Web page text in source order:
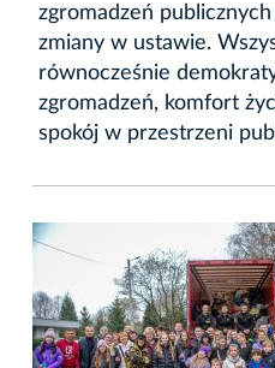
zgromadzeń
zmiany w ustawie.
równocześnie
zgromadzeń, komfort
spokój w przestrzeni